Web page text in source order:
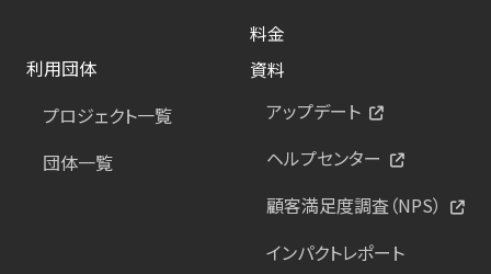
料金
利用団体
プロジェクト一覧
団体一覧
資料
アップデート
ヘルプセンター
顧客満足度調査（NPS）
インパクトレポート